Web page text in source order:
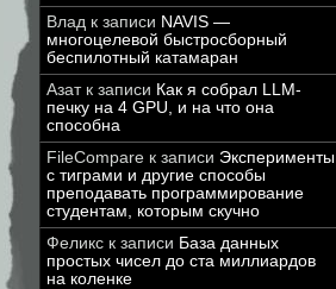
Влад к записи NAVIS —
многоцелевой быстросборный
беспилотный катамаран
Азатк записи Как я собрал LLM-
печку на 4 GPU, и на что она
способна
FileCompare к записи Эксперименты
с тиграми и другие способы
преподавать программирование
студентам, которым скучно
Феликс к записи База данных
простых чисел до ста миллиардов
на коленке